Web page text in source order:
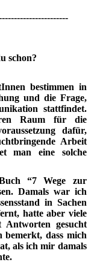
du schon?
bestimmen in
und die Frage,
stattfindet.
Raum für die
dafür,
Arbeit
man eine solche
“7 Wege zur
Damals war ich
in Sachen
hatte aber viele
gesucht
bemerkt, dass mich
als ich mir damals